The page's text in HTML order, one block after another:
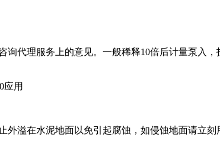
询代理服务上的意见。一般稀释10倍后计量泵入，
溢在水泥地面以免引起腐蚀，如侵蚀地面请立刻